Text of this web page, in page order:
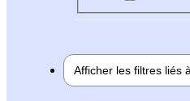
Afficher les filtres liés